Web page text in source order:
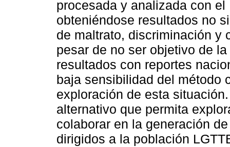
procesada y analizada con
obteniéndose resultados no
de maltrato, discriminación y
pesar de no ser objetivo de
resultados con reportes
baja sensibilidad del método
exploración de esta
alternativo que permita
colaborar en la generación
dirigidos a la población